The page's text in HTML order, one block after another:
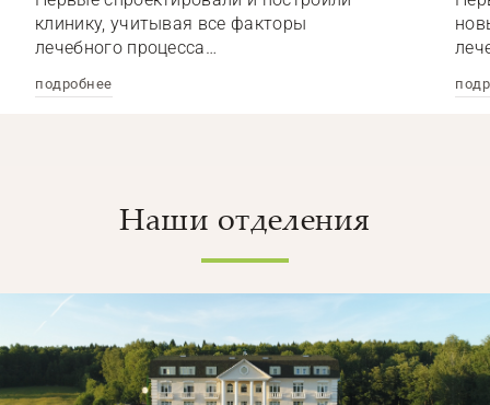
клинику, учитывая все факторы
лечебного процесса…
подробнее
Наши отделения